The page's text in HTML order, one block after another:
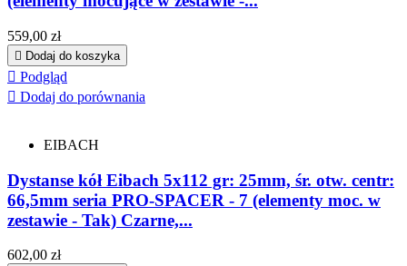
Cena
559,00 zł
 Dodaj do koszyka
 Podgląd
 Dodaj do porównania
EIBACH
Dystanse kół Eibach 5x112 gr: 25mm, śr. otw. centr:
66,5mm seria PRO-SPACER - 7 (elementy moc. w
zestawie - Tak) Czarne,...
Cena
602,00 zł